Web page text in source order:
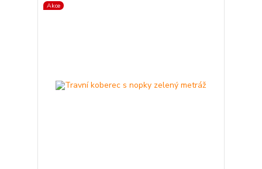
Akce